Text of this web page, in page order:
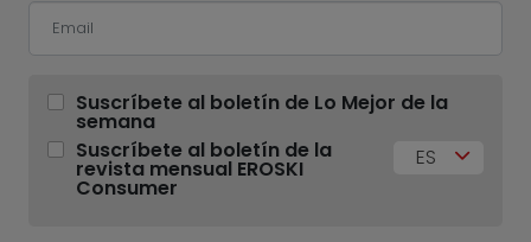
Suscríbete al boletín de Lo Mejor de la
semana
Suscríbete al boletín de la
revista mensual EROSKI
Consumer
ES